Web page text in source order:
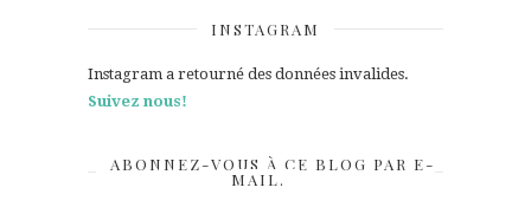
INSTAGRAM
Instagram a retourné des données invalides.
Suivez nous!
ABONNEZ-VOUS À CE BLOG PAR E-
MAIL.